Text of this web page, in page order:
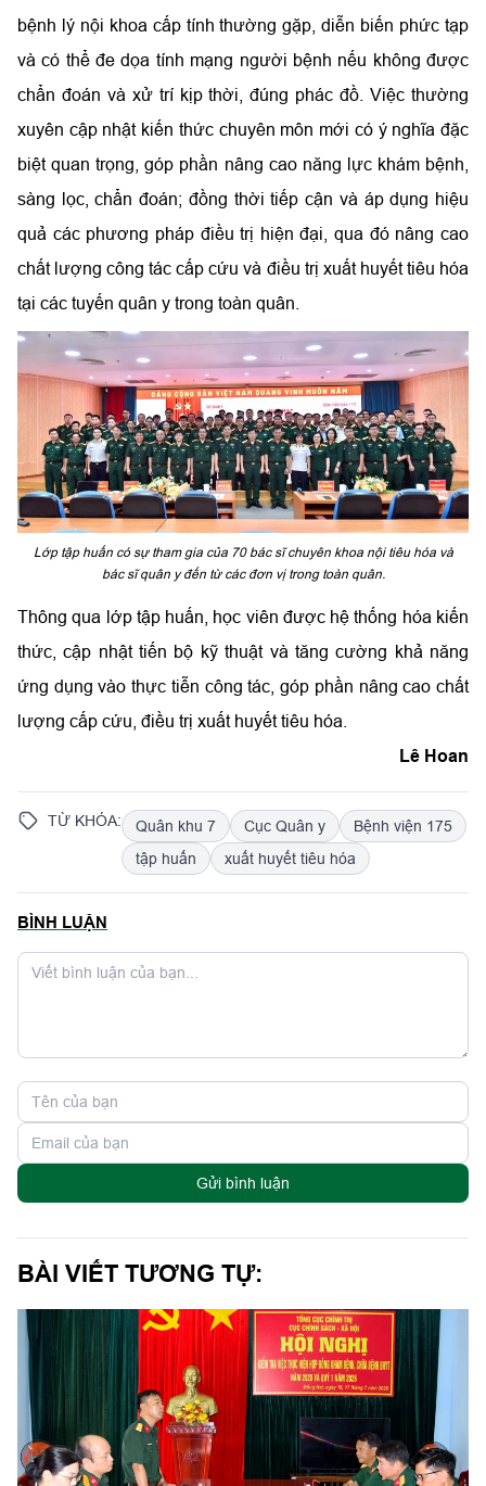
bệnh lý nội khoa cấp tính thường gặp, diễn biến phức tạp
và có thể đe dọa tính mạng người bệnh nếu không được
chẩn đoán và xử trí kịp thời, đúng phác đồ. Việc thường
xuyên cập nhật kiến thức chuyên môn mới có ý nghĩa đặc
biệt quan trọng, góp phần nâng cao năng lực khám bệnh,
sàng lọc, chẩn đoán; đồng thời tiếp cận và áp dụng hiệu
quả các phương pháp điều trị hiện đại, qua đó nâng cao
chất lượng công tác cấp cứu và điều trị xuất huyết tiêu hóa
tại các tuyến quân y trong toàn quân.
Lớp tập huấn có sự tham gia của 70 bác sĩ chuyên khoa nội tiêu hóa và
bác sĩ quân y đến từ các đơn vị trong toàn quân.
Thông qua lớp tập huấn, học viên được hệ thống hóa kiến
thức, cập nhật tiến bộ kỹ thuật và tăng cường khả năng
ứng dụng vào thực tiễn công tác, góp phần nâng cao chất
lượng cấp cứu, điều trị xuất huyết tiêu hóa.
Lê Hoan
TỪ KHÓA: Quân khu 7 Cục Quân y
Bệnh viện 175
tập huấn
xuất huyết tiêu hóa
BÌNH LUẬN
Gửi bình luận
BÀI VIẾT TƯƠNG TỰ: